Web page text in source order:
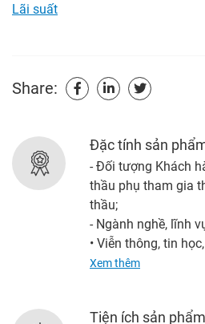
Lãi suất
Share:
Đặc tính sản
- Đối tượng Khách
thầu phụ tham gia
thầu;
- Ngành nghề, lĩnh
• Viễn thông, tin
không, truyền thanh
- Hình thức tài trợ:
Xem thêm
Tiện ích sản phẩm